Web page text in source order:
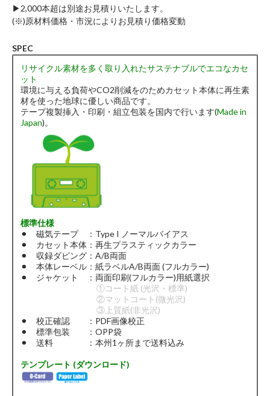
▶︎2,000本超は別途お見積りいたします。
(※)原材料価格・市況によりお見積り価格変動
SPEC
リサイクル素材を多く取り入れたサステナブルでエコなカセ
ット
環境に与える負荷やCO2削減をのためカセット本体に再生素
材を使った地球に優しい商品です。
テープ複製挿入・印刷・組立包装を国内で行います(Made in
Japan)。
標準仕様
⚫︎ 磁気テープ ：Type I ノーマルバイアス
⚫︎ カセット本体：再生プラスティックカラー
⚫︎ 収録ダビング：A/B両面
⚫︎ 本体レーベル：紙ラベルA/B両面 (フルカラー)
⚫︎ ジャケット ：両面印刷(フルカラー)用紙選択
①コート紙 (光沢・標準)
②マットコート(微光沢)
③上質紙(非光沢)
⚫︎ 校正確認 ：PDF画像校正
⚫︎ 標準包装 ：OPP袋
⚫︎ 送料 ：本州1ヶ所まで送料込み
テンプレート (ダウンロード)